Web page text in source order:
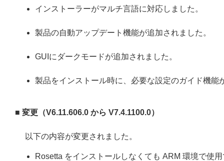
インストーラーがマルチ言語に対応しました。
製品の自動アップデート機能が追加されました。
GUIにダークモードが追加されました。
製品をインストール時に、必要な設定のガイド機能
■ 変更 （V6.11.606.0 から V7.4.1100.0）
以下の内容が変更されました。
Rosetta をインストールしなくても ARM 環境で使